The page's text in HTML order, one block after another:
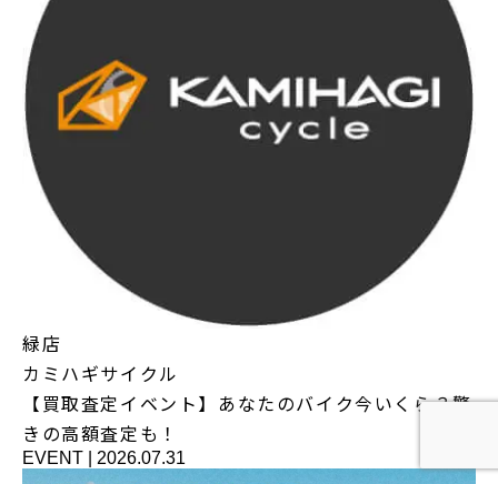
緑店
カミハギサイクル
【買取査定イベント】あなたのバイク今いくら？驚
きの高額査定も！
EVENT 2026.07.31